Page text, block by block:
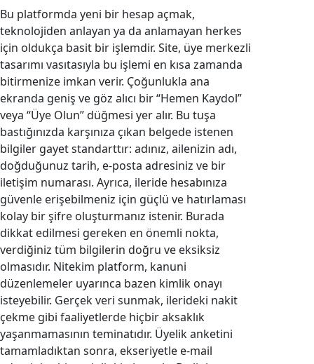
Bu platformda yeni bir hesap açmak,
teknolojiden anlayan ya da anlamayan herkes
için oldukça basit bir işlemdir. Site, üye merkezli
tasarımı vasıtasıyla bu işlemi en kısa zamanda
bitirmenize imkan verir. Çoğunlukla ana
ekranda geniş ve göz alıcı bir “Hemen Kaydol”
veya “Üye Olun” düğmesi yer alır. Bu tuşa
bastığınızda karşınıza çıkan belgede istenen
bilgiler gayet standarttır: adınız, ailenizin adı,
doğduğunuz tarih, e-posta adresiniz ve bir
iletişim numarası. Ayrıca, ileride hesabınıza
güvenle erişebilmeniz için güçlü ve hatırlaması
kolay bir şifre oluşturmanız istenir. Burada
dikkat edilmesi gereken en önemli nokta,
verdiğiniz tüm bilgilerin doğru ve eksiksiz
olmasıdır. Nitekim platform, kanuni
düzenlemeler uyarınca bazen kimlik onayı
isteyebilir. Gerçek veri sunmak, ilerideki nakit
çekme gibi faaliyetlerde hiçbir aksaklık
yaşanmamasının teminatıdır. Üyelik anketini
tamamladıktan sonra, ekseriyetle e-mail